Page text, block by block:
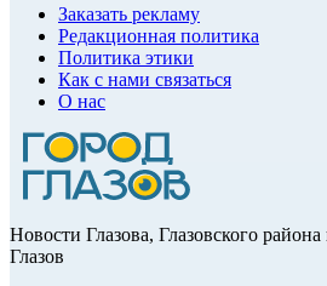
Заказать рекламу
Редакционная политика
Политика этики
Как с нами связаться
О нас
Новости Глазова, Глазовского
Глазов